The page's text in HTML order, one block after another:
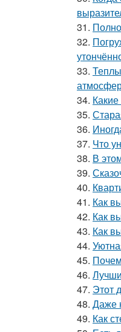
31.
32.
33.
34.
35.
36.
37. Что
38. В
39.
40.
41. Как
42. Как
43. Как
44.
45.
46.
47. Этот
48. Даже
49. Как